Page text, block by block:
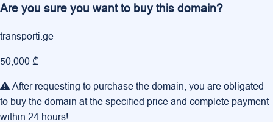
Are you sure you want to buy this domain?
transporti.ge
50,000 ₾
After requesting to purchase the domain, you are obligated
to buy the domain at the specified price and complete payment
within 24 hours!